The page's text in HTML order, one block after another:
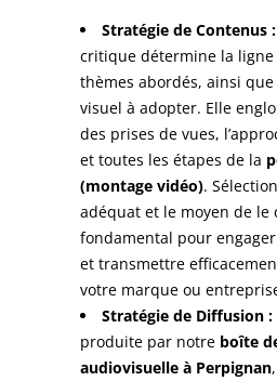
Stratégie de Contenus :
critique détermine la
thèmes abordés, ainsi
visuel à adopter. Elle
des prises de vues,
et toutes les étapes de la
(montage vidéo).
adéquat et le moyen de
fondamental pour
et transmettre
votre marque ou
Stratégie de Diffusion :
produite par notre boîte
audiovisuelle à Perpignan